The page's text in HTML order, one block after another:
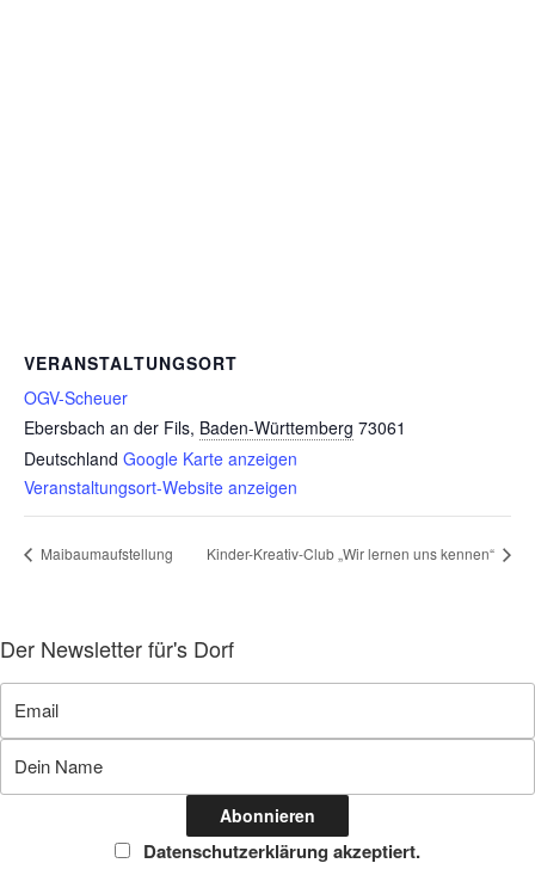
VERANSTALTUNGSORT
OGV-Scheuer
Ebersbach an der Fils, Baden-Württemberg 73061
Deutschland Google Karte anzeigen
Veranstaltungsort-Website anzeigen
Maibaumaufstellung Kinder-Kreativ-Club „Wir lernen uns kennen“
Der Newsletter für's Dorf
Datenschutzerklärung akzeptiert.